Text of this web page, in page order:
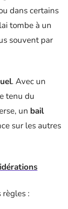
dans certains
tombe à un
souvent par
. Avec un
tenu du
un bail
sur les autres
règles :